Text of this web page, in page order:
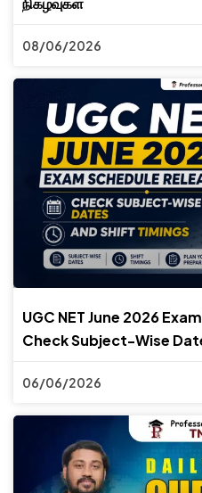
08/06/2026
UGC NET June 2026
Check Subject-Wise
06/06/2026